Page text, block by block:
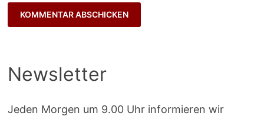
Newsletter
Jeden Morgen um 9.00 Uhr informieren wir